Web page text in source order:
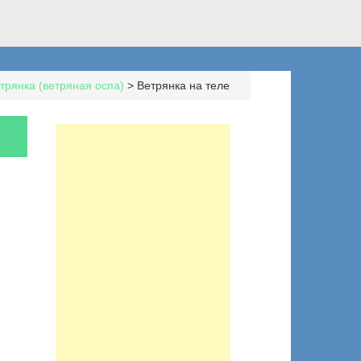
(ветряная оспа) > Ветрянка на теле